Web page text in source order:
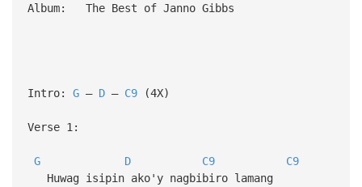
Album: The Best of Janno Gibbs
Intro: G– D– C9(4X)
Verse 1:
G D C9
C9
Huwag isipin ako'y nagbibiro lamang